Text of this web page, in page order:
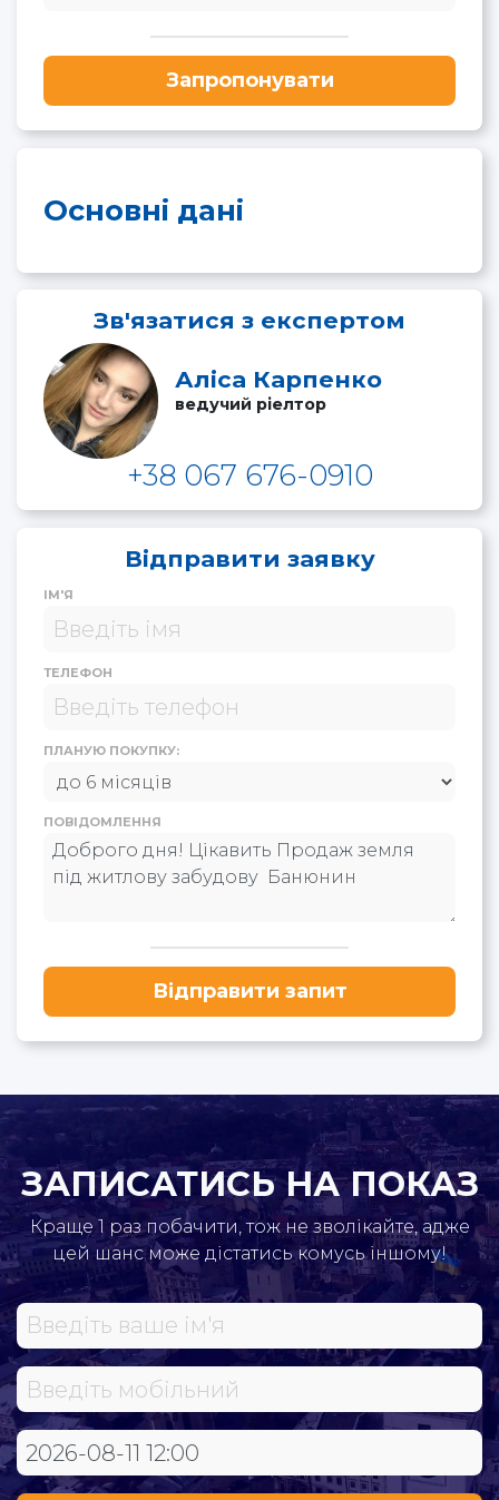
Запропонувати
Основні дані
Зв'язатися з експертом
Аліса Карпенко
ведучий ріелтор
+38 067 676-0910
Відправити заявку
ІМ'Я
ТЕЛЕФОН
ПЛАНУЮ ПОКУПКУ:
ПОВІДОМЛЕННЯ
Відправити запит
ЗАПИСАТИСЬ НА ПОКАЗ
Краще 1 раз побачити, тож не зволікайте, адже
цей шанс може дістатись комусь іншому!